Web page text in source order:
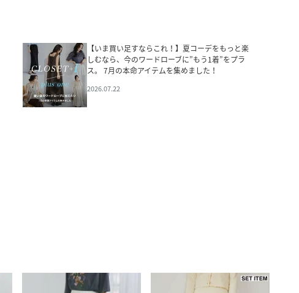
【いま買い足すならこれ！】夏コーデをもっと楽
しむなら、今のワードローブに”もう1着”をプラ
ス。 7月の本命アイテムを集めました！
2026.07.22